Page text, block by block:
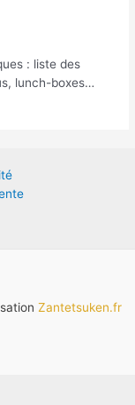
: liste des
lunch-boxes…
Zantetsuken.fr